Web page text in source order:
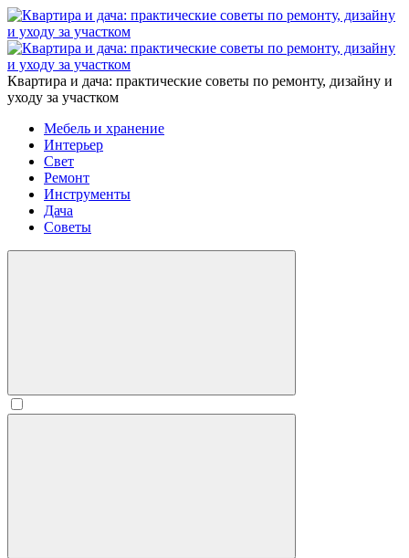
Квартира и дача: практические советы по ремонту, дизайну и
уходу за участком
Мебель и хранение
Интерьер
Свет
Ремонт
Инструменты
Дача
Советы